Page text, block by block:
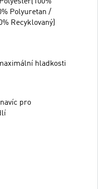
Polyuretan /
Recyklovaný)
hladkosti
pro